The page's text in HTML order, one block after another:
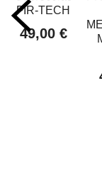
FIR-TECH
49,00 €